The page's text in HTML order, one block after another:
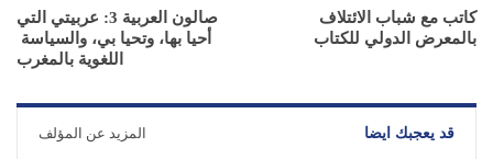
كاتب مع شباب الائتلاف
بالمعرض الدولي للكتاب
صالون العربية 3: عربيتي التي
أحيا بها، وتحيا بي، والسياسة
اللغوية بالمغرب
قد يعجبك ايضا المزيد عن المؤلف